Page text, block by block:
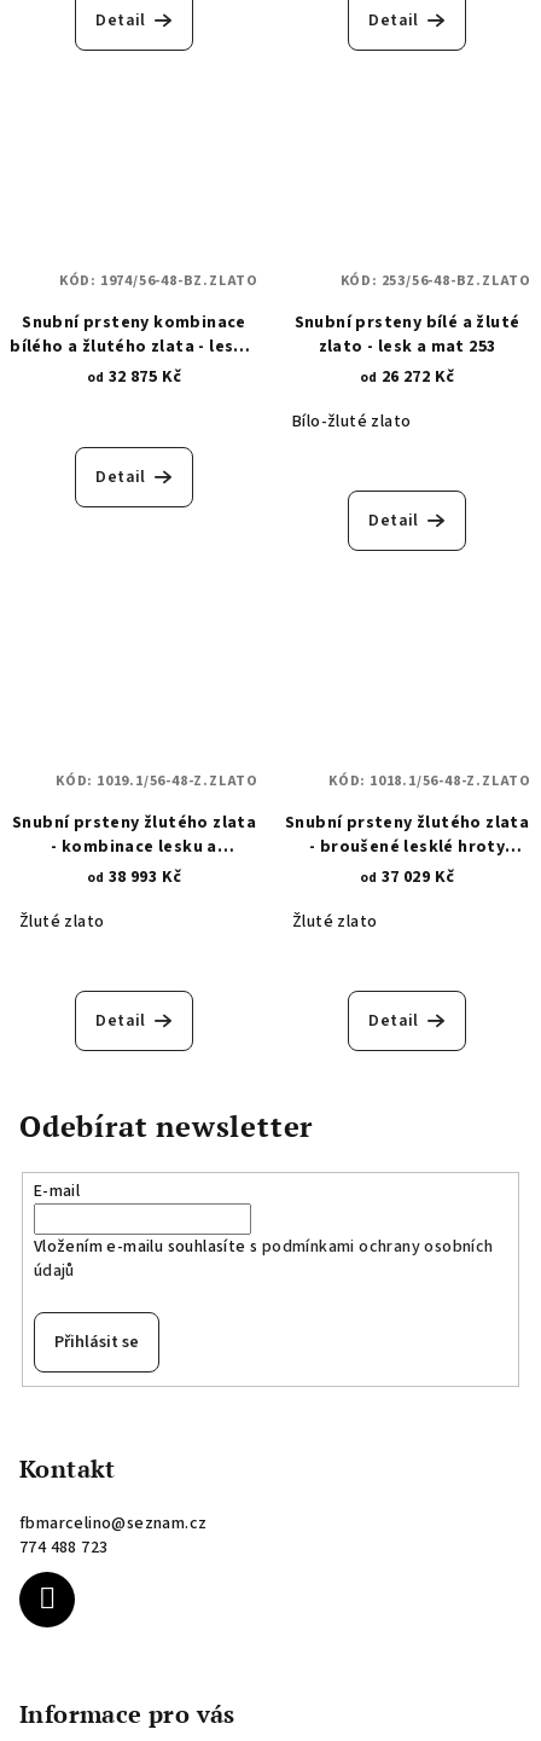
Detail Detail
Snubní prsteny kombinace
bílého a žlutého zlata - lesk a
od 32 875 Kč
Detail
KÓD: 1974/56-48-BZ.ZLATO
Snubní prsteny bílé a žluté
zlato - lesk a mat 253
od 26 272 Kč
Bílo-žluté zlato
Detail
KÓD: 253/56-48-BZ.ZLATO
Snubní prsteny žlutého zlata
- kombinace lesku a
broušených hrotů se zirkony
od 38 993 Kč
Žluté zlato
Detail
KÓD: 1019.1/56-48-Z.ZLATO
Snubní prsteny žlutého zlata
- broušené lesklé hroty
1018.1
od 37 029 Kč
Žluté zlato
Detail
KÓD: 1018.1/56-48-Z.ZLATO
Odebírat newsletter
E-mail
Vložením e-mailu souhlasíte s podmínkami ochrany osobních
údajů
Přihlásit se
Kontakt
fbmarcelino@seznam.cz
774 488 723
Informace pro vás